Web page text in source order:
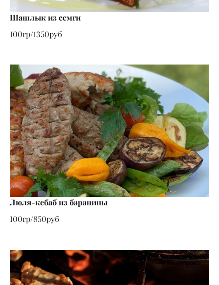
Шашлык из семги
100гр/1350руб
Люля-кебаб из баранины
100гр/850руб